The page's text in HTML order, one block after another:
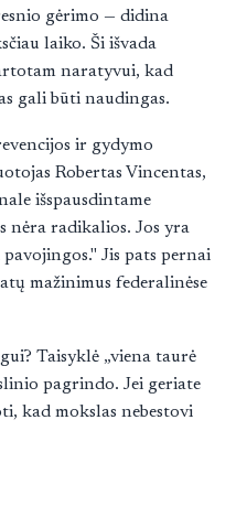
gėrimo — didina
laiko. Ši išvada
naratyvui, kad
gali būti naudingas.
ir gydymo
Robertas Vincentas,
išspausdintame
nėra radikalios. Jos yra
Jis pats pernai
mažinimus federalinėse
Taisyklė „viena taurė
pagrindo. Jei geriate
kad mokslas nebestovi